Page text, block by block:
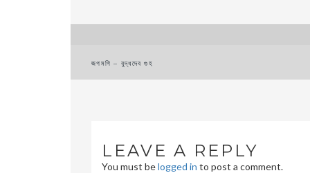
Post
জগমগি – বুদ্ধদেব গুহ
LEAVE A REPLY
You must belogged in to post a comment.